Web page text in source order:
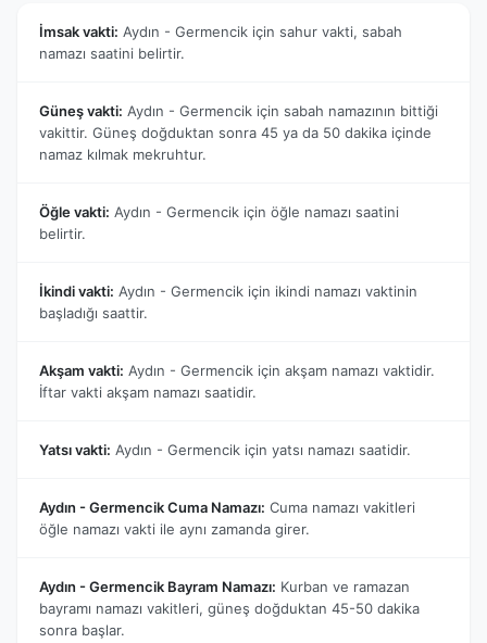
İmsak vakti: Aydın - Germencik için sahur vakti, sabah
namazı saatini belirtir.
Güneş vakti: Aydın - Germencik için sabah namazının bittiği
vakittir. Güneş doğduktan sonra 45 ya da 50 dakika içinde
namaz kılmak mekruhtur.
Öğle vakti: Aydın - Germencik için öğle namazı saatini
belirtir.
İkindi vakti: Aydın - Germencik için ikindi namazı vaktinin
başladığı saattir.
Akşam vakti: Aydın - Germencik için akşam namazı vaktidir.
İftar vakti akşam namazı saatidir.
Yatsı vakti: Aydın - Germencik için yatsı namazı saatidir.
Aydın - Germencik Cuma Namazı: Cuma namazı vakitleri
öğle namazı vakti ile aynı zamanda girer.
Aydın - Germencik Bayram Namazı: Kurban ve ramazan
bayramı namazı vakitleri, güneş doğduktan 45-50 dakika
sonra başlar.